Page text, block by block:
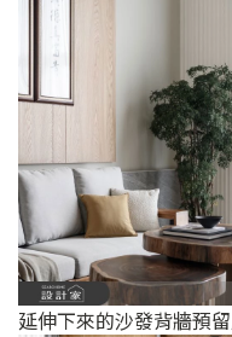
延伸下來的沙發背牆預